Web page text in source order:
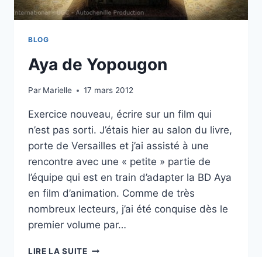
BLOG
Aya de Yopougon
Par Marielle 17 mars 2012
Exercice nouveau, écrire sur un film qui
n’est pas sorti. J’étais hier au salon du livre,
porte de Versailles et j’ai assisté à une
rencontre avec une « petite » partie de
l’équipe qui est en train d’adapter la BD Aya
en film d’animation. Comme de très
nombreux lecteurs, j’ai été conquise dès le
premier volume par…
LIRE LA SUITEAYA